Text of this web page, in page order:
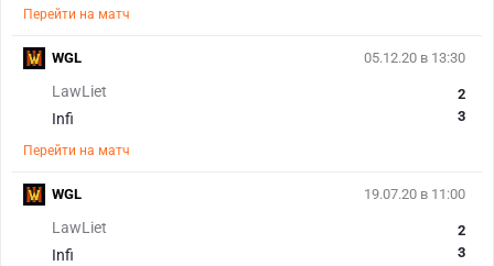
Перейти на матч
05.12.20 в 13:30
LawLiet
Infi
2
3
Перейти на матч
WGL
19.07.20 в 11:00
LawLiet
Infi
2
3
WGL